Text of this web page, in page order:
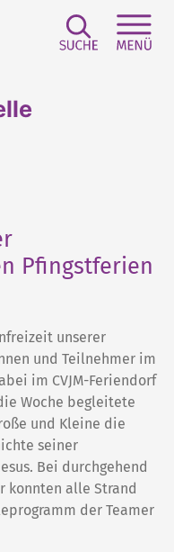
Pfingstferien
unserer
und Teilnehmer im
im CVJM-Feriendorf
Woche begleitete
und Kleine die
seiner
Bei durchgehend
konnten alle Strand
der Teamer